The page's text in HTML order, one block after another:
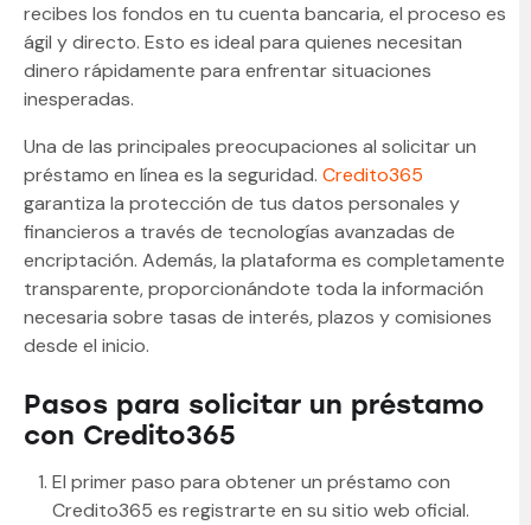
recibes los fondos en tu cuenta bancaria, el proceso es
ágil y directo. Esto es ideal para quienes necesitan
dinero rápidamente para enfrentar situaciones
inesperadas.
Una de las principales preocupaciones al solicitar un
préstamo en línea es la seguridad. Credito365
garantiza la protección de tus datos personales y
financieros a través de tecnologías avanzadas de
encriptación. Además, la plataforma es completamente
transparente, proporcionándote toda la información
necesaria sobre tasas de interés, plazos y comisiones
desde el inicio.
Pasos para solicitar un préstamo
con Credito365
El primer paso para obtener un préstamo con
Credito365 es registrarte en su sitio web oficial.